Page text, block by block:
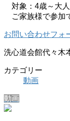
対象：4歳～大人
ご家族様で参加
お問い合わせフォ
洗心道会館代々木
カテゴリー
動画
動画